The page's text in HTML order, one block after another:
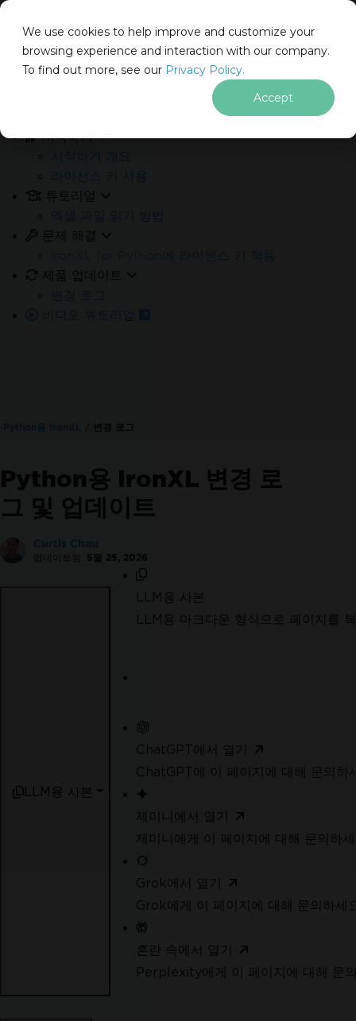
We use cookies to help improve and customize your
browsing experience and interaction with our company.
To find out more, see our Privacy Policy.
Accept
IRONSOFTWARE
푸터 콘텐츠로 바로가기
Docs
시작하기
튜토리얼
문제 해결
제품 업데이트
변경 로그
Python용 IronXL 변경 로
그 및 업데이트
5월 25, 2026
LLM용 사본
LLM용 사본
LLM용 마크다운 형식으로 페이지를
ChatGPT에서 열기
ChatGPT에 이 페이지에 대해 문의하
제미니에서 열기
제미니에게 이 페이지에 대해 문의하
Grok에서 열기
Grok에게 이 페이지에 대해 문의하세
혼란 속에서 열기
Perplexity에게 이 페이지에 대해 문
무료30일 체험 키를 즉시 받으세요.
제한 없음. 100% 무제한 이용. 신용카드 불필요.
Your trial license will be sent to this address
IronPDF를 시도한 수백만 엔지니어